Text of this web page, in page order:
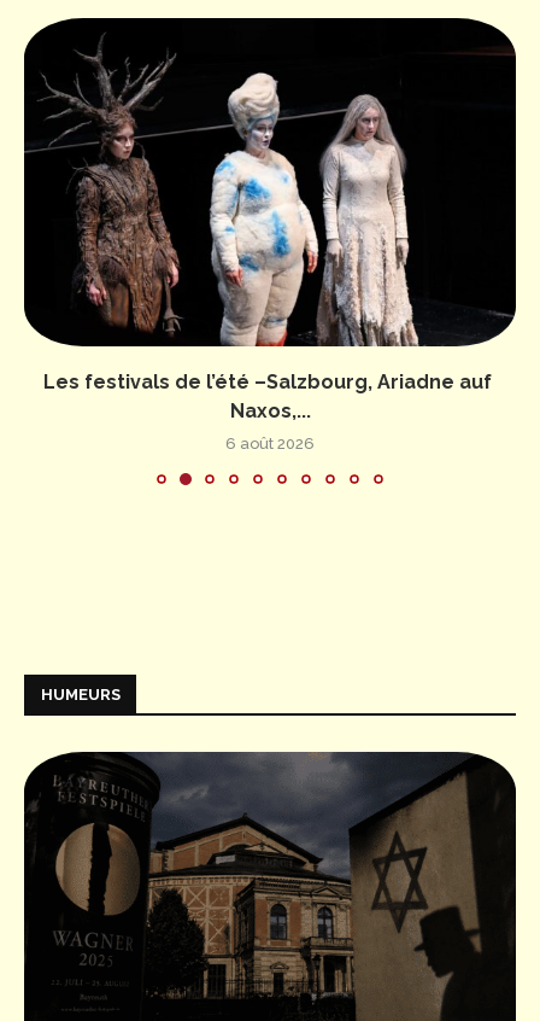
Les festivals de l’été –Salzbourg, Ariadne auf
Naxos,...
6 août 2026
HUMEURS